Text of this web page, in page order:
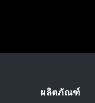
ผลิตภัณฑ์